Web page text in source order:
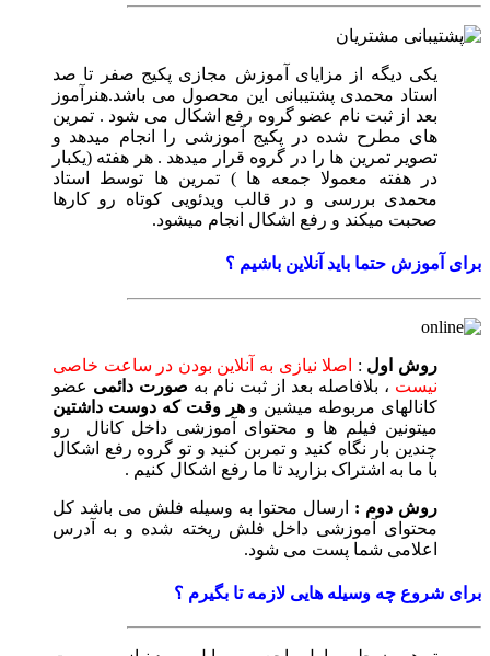
یکی دیگه از مزایای آموزش مجازی پکیج صفر تا صد
استاد محمدی پشتیبانی این محصول می باشد.هنرآموز
بعد از ثبت نام عضو گروه رفع اشکال می شود . تمرین
های مطرح شده در پکیج آموزشی را انجام میدهد و
تصویر تمرین ها را در گروه قرار میدهد . هر هفته (یکبار
در هفته معمولا جمعه ها ) تمرین ها توسط استاد
محمدی بررسی و در قالب ویدئویی کوتاه رو کارها
صحبت میکند و رفع اشکال انجام میشود.
برای آموزش حتما باید آنلاین باشیم ؟
روش اول :
اصلا نیازی به آنلاین بودن در ساعت خاصی
نیست ، بلافاصله بعد از ثبت نام به صورت دائمی عضو
کانالهای مربوطه میشین وهر وقت که دوست داشتین
میتونین فیلم ها و محتوای آموزشی داخل کانال رو
چندین بار نگاه کنید و تمربن کنید و تو گروه رفع اشکال
با ما به اشتراک بزارید تا ما رفع اشکال کنیم‌ .
روش دوم : ارسال محتوا به وسیله فلش می باشد کل
محتوای آموزشی داخل فلش ریخته شده و به آدرس
اعلامی شما پست می شود.
برای شروع چه وسیله هایی لازمه تا بگیرم ؟